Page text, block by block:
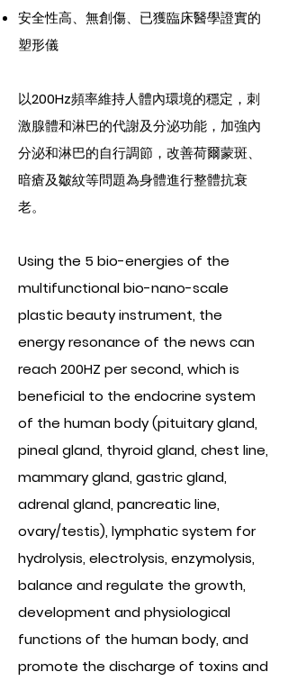
安全性高、無創傷、已獲臨床醫學證實的
塑形儀
以200Hz頻率維持人體內環境的穩定，刺
激腺體和淋巴的代謝及分泌功能，加強內
分泌和淋巴的自行調節，改善荷爾蒙斑、
暗瘡及皺紋等問題為身體進行整體抗衰
老。
Using the 5 bio-energies of the
multifunctional bio-nano-scale
plastic beauty instrument, the
energy resonance of the news can
reach 200HZ per second, which is
beneficial to the endocrine system
of the human body (pituitary gland,
pineal gland, thyroid gland, chest line,
mammary gland, gastric gland,
adrenal gland, pancreatic line,
ovary/testis), lymphatic system for
hydrolysis, electrolysis, enzymolysis,
balance and regulate the growth,
development and physiological
functions of the human body, and
promote the discharge of toxins and